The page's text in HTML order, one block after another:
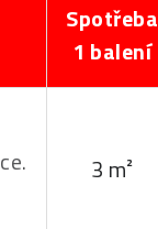
Spotřeba
1 balení
3 m²